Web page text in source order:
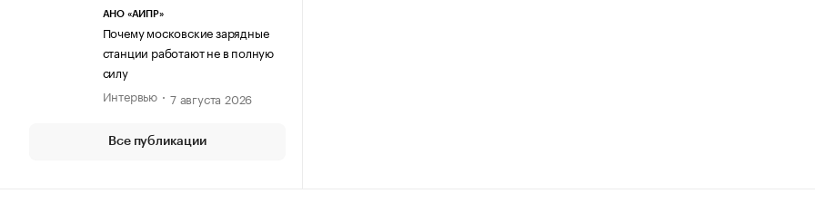
АНО «АИПР»
Почему московские зарядные
станции работают не в полную
силу
Интервью
7 августа 2026
Все публикации